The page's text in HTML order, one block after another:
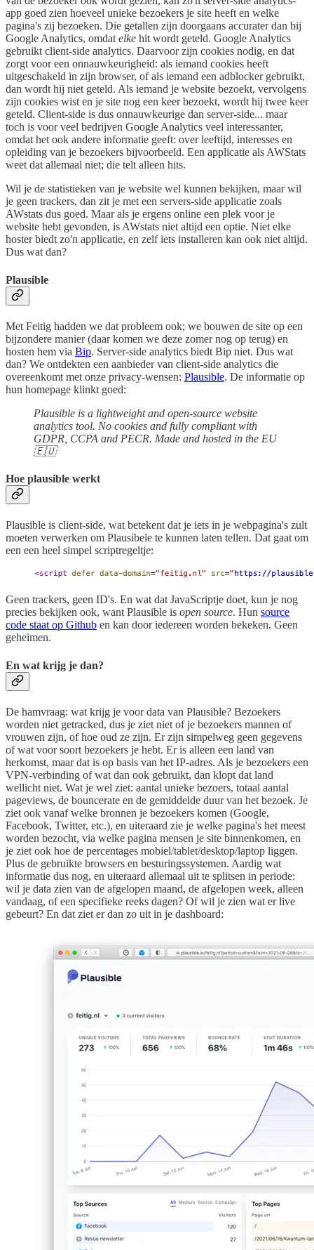
app goed zien hoeveel unieke bezoekers je site heeft en welke
pagina's zij bezoeken. Die getallen zijn doorgaans accurater dan bij
Google Analytics, omdat elke hit wordt geteld. Google Analytics
gebruikt client-side analytics. Daarvoor zijn cookies nodig, en dat
zorgt voor een onnauwkeurigheid: als iemand cookies heeft
uitgeschakeld in zijn browser, of als iemand een adblocker gebruikt,
dan wordt hij niet geteld. Als iemand je website bezoekt, vervolgens
zijn cookies wist en je site nog een keer bezoekt, wordt hij twee keer
geteld. Client-side is dus onnauwkeurige dan server-side... maar
toch is voor veel bedrijven Google Analytics veel interessanter,
omdat het ook andere informatie geeft: over leeftijd, interesses en
opleiding van je bezoekers bijvoorbeeld. Een applicatie als AWStats
weet dat allemaal niet; die telt alleen hits.
Wil je de statistieken van je website wel kunnen bekijken, maar wil
je geen trackers, dan zit je met een servers-side applicatie zoals
AWstats dus goed. Maar als je ergens online een plek voor je
website hebt gevonden, is AWstats niet altijd een optie. Niet elke
hoster biedt zo'n applicatie, en zelf iets installeren kan ook niet altijd.
Dus wat dan?
Plausible
Met Feitig hadden we dat probleem ook; we bouwen de site op een
bijzondere manier (daar komen we deze zomer nog op terug) en
hosten hem via Bip. Server-side analytics biedt Bip niet. Dus wat
dan? We ontdekten een aanbieder van client-side analytics die
overeenkomt met onze privacy-wensen: Plausible. De informatie op
hun homepage klinkt goed:
Plausible is a lightweight and open-source website
analytics tool. No cookies and fully compliant with
GDPR, CCPA and PECR. Made and hosted in the EU
🇪🇺
Hoe plausible werkt
Plausible is client-side, wat betekent dat je iets in je webpagina's zult
moeten verwerken om Plausibele te kunnen laten tellen. Dat gaat om
een een heel simpel scriptregeltje:
Geen trackers, geen ID's. En wat dat JavaScriptje doet, kun je nog
precies bekijken ook, want Plausible is open source. Hun source
code staat op Github en kan door iedereen worden bekeken. Geen
geheimen.
En wat krijg je dan?
De hamvraag: wat krijg je voor data van Plausible? Bezoekers
worden niet getracked, dus je ziet niet of je bezoekers mannen of
vrouwen zijn, of hoe oud ze zijn. Er zijn simpelweg geen gegevens
of wat voor soort bezoekers je hebt. Er is alleen een land van
herkomst, maar dat is op basis van het IP-adres. Als je bezoekers een
VPN-verbinding of wat dan ook gebruikt, dan klopt dat land
wellicht niet. Wat je wel ziet: aantal unieke bezoers, totaal aantal
pageviews, de bouncerate en de gemiddelde duur van het bezoek. Je
ziet ook vanaf welke bronnen je bezoekers komen (Google,
Facebook, Twitter, etc.), en uiteraard zie je welke pagina's het meest
worden bezocht, via welke pagina mensen je site binnenkomen, en
je ziet ook hoe de percentages mobiel/tablet/desktop/laptop liggen.
Plus de gebruikte browsers en besturingssystemen. Aardig wat
informatie dus nog, en uiteraard allemaal uit te splitsen in periode:
wil je data zien van de afgelopen maand, de afgelopen week, alleen
vandaag, of een specifieke reeks dagen? Of wil je zien wat er live
gebeurt? En dat ziet er dan zo uit in je dashboard: